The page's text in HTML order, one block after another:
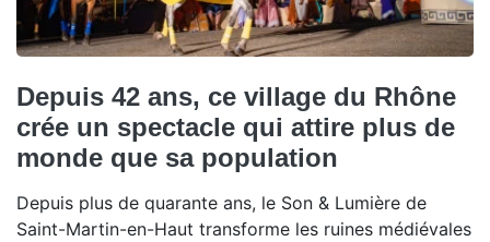
Depuis 42 ans, ce village du Rhône
crée un spectacle qui attire plus de
monde que sa population
Depuis plus de quarante ans, le Son & Lumière de
Saint-Martin-en-Haut transforme les ruines médiévales